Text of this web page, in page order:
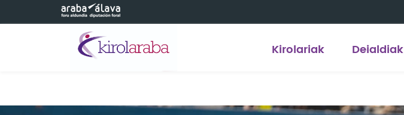
Eduki nagusira joan
Kirolariak Deialdiak